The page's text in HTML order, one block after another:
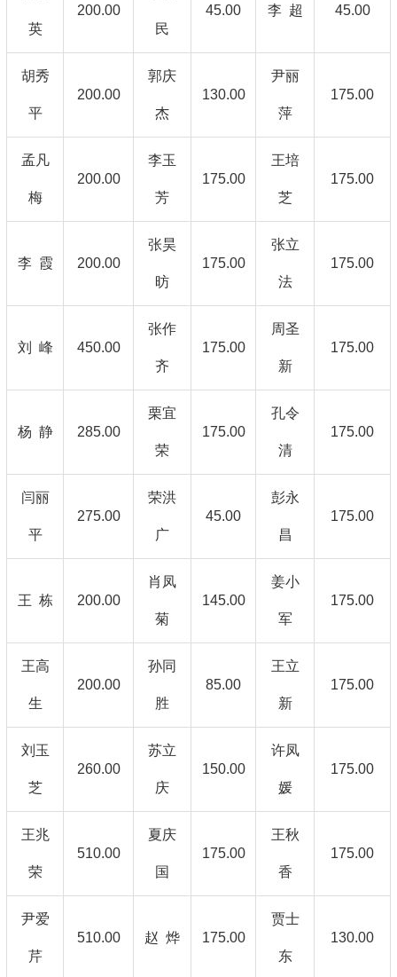
英
200.00
民
45.00 李 超 45.00
胡秀
平
200.00
郭庆
杰
130.00
尹丽
萍
175.00
孟凡
梅
200.00
李玉
芳
175.00
王培
芝
175.00
李 霞 200.00
张昊
昉
175.00
张立
法
175.00
刘 峰 450.00
张作
齐
175.00
周圣
新
175.00
杨 静 285.00
栗宜
荣
175.00
孔令
清
175.00
闫丽
平
275.00
荣洪
广
45.00
彭永
昌
175.00
王 栋 200.00
肖凤
菊
145.00
姜小
军
175.00
王高
生
200.00
孙同
胜
85.00
王立
新
175.00
刘玉
芝
260.00
苏立
庆
150.00
许凤
媛
175.00
王兆
荣
510.00
夏庆
国
175.00
王秋
香
175.00
尹爱
芹
510.00 赵 烨 175.00
贾士
东
130.00